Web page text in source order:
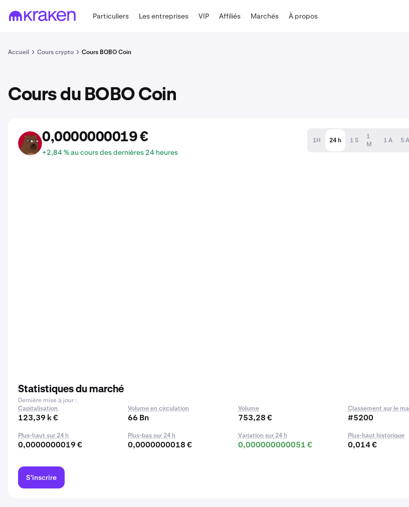
Particuliers Les entreprises VIP Affiliés Marchés À propos
Accueil Cours crypto Cours BOBO Coin
Cours du BOBO Coin
BOBO 0,0000000019 €
+2,84 % au cours des dernières 24 heures
1H 24 h 1 S
1
M
1 A 5 A
Statistiques du marché
Dernière mise à jour :
Capitalisation
123,39 k €
Volume en circulation
66 Bn
Volume
753,28 €
Classement sur le
#5200
Plus-haut sur 24 h
0,0000000019 €
Plus-bas sur 24 h
0,0000000018 €
Variation sur 24 h
0,000000000051 €
Plus-haut historique
0,014 €
S'inscrire